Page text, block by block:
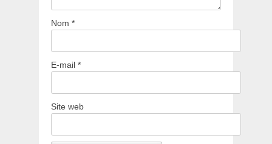
Nom *
E-mail *
Site web